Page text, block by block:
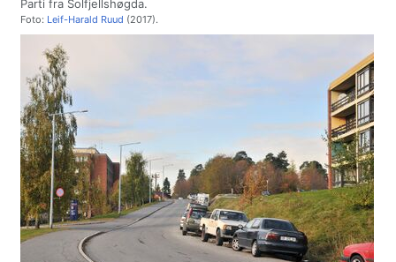
Parti fra Solfjellshøgda.
Foto: Leif-Harald Ruud (2017).